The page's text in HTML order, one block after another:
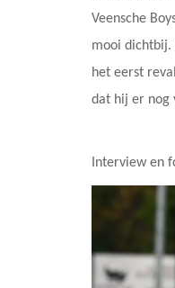
Veensche
mooi dichtbij.
het eerst
dat hij er nog
Interview en